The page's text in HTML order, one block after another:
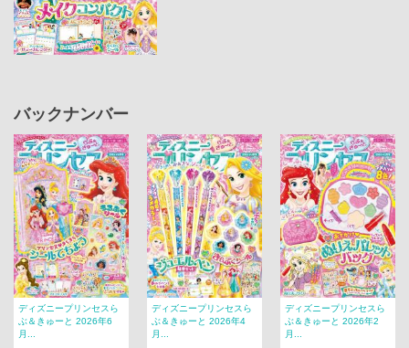
バックナンバー
ディズニープリンセスら
ぶ＆きゅーと 2026年6
月...
ディズニープリンセスら
ぶ＆きゅーと 2026年4
月...
ディズニープリンセスら
ぶ＆きゅーと 2026年2
月...